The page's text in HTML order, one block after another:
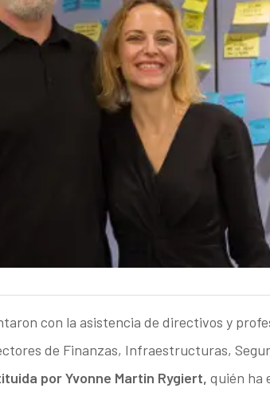
con la asistencia de directivos y
de Finanzas, Infraestructuras,
por Yvonne Martin Rygiert, quién ha